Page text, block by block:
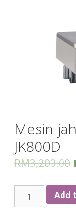
Mesin
JK800D
RM3,200.00
Mesin
Add